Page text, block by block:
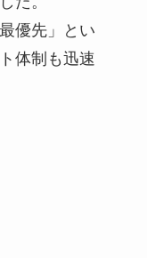
優先」とい
体制も迅速